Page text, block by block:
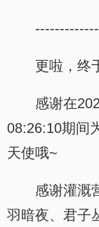
更啦，终
感谢在
08:26:10期间
天使哦~
感谢灌溉
羽暗夜、君子